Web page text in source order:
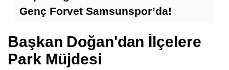
Genç Forvet Samsunspor’da!
Başkan Doğan'dan İlçelere
Park Müjdesi